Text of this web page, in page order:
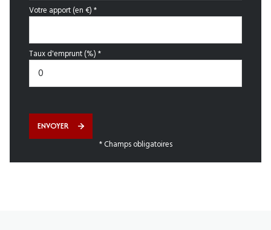
Votre apport (en €) *
Taux d'emprunt (%) *
ENVOYER
* Champs obligatoires